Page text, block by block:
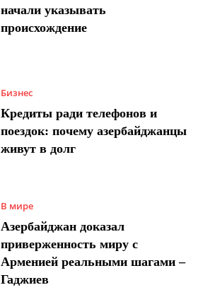
начали указывать
происхождение
Бизнес
Кредиты ради телефонов и
поездок: почему азербайджанцы
живут в долг
В мире
Азербайджан доказал
приверженность миру с
Арменией реальными шагами –
Гаджиев